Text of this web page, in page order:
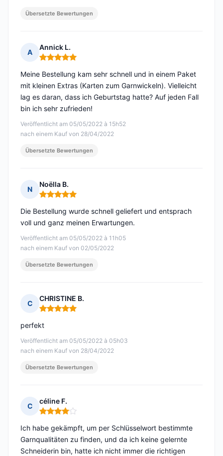
Übersetzte Bewertungen
A
Annick L.
Hinweis: 5 von 5
Veröffentlicht am 05/05/2022 à 15h52
nach einem Kauf von 28/04/2022
Meine Bestellung kam sehr schnell und in einem Paket
mit kleinen Extras (Karten zum Garnwickeln). Vielleicht
lag es daran, dass ich Geburtstag hatte? Auf jeden Fall
bin ich sehr zufrieden!
Übersetzte Bewertungen
N
Noëlla B.
Hinweis: 5 von 5
Veröffentlicht am 05/05/2022 à 11h05
nach einem Kauf von 02/05/2022
Die Bestellung wurde schnell geliefert und entsprach
voll und ganz meinen Erwartungen.
Übersetzte Bewertungen
C
CHRISTINE B.
Hinweis: 5 von 5
Veröffentlicht am 05/05/2022 à 05h03
nach einem Kauf von 28/04/2022
perfekt
Übersetzte Bewertungen
C
céline F.
Hinweis: 4 von 5
Ich habe gekämpft, um per Schlüsselwort bestimmte
Garnqualitäten zu finden, und da ich keine gelernte
Schneiderin bin, hatte ich nicht immer die richtigen